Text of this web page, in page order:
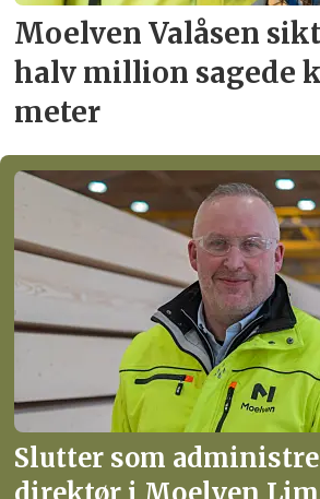
Moelven Valåsen
halv million
meter
Slutter som